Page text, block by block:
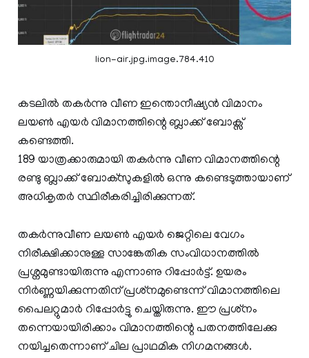
lion-air.jpg.image.784.410
കടലില്‍ തകർന്നു വീണ ഇന്തൊനീഷ്യന്‍ വിമാനം
ലയൺ എയർ വിമാനത്തിന്റെ ബ്ലാക്ക്‌ ബോക്സ്
കണ്ടെത്തി.
189 യാത്രക്കാരുമായി തകര്‍ന്നു വീണ വിമാനത്തിന്റെ
രണ്ടു ബ്ലാക്ക് ബോക്‌സുകളില്‍ ഒന്നു കണ്ടെടുത്തായാണ്
അധികൃതര്‍ സ്ഥിരീകരിച്ചിരിക്കുന്നത്.
തകർന്നുവീണ ലയണ്‍ എയര്‍ ജെറ്റിലെ വേഗം
നിരീക്ഷിക്കാനുള്ള സാങ്കേതിക സംവിധാനത്തിൽ
പ്രശ്നമുണ്ടായിരുന്നു എന്നാണു റിപ്പോര്‍ട്ട്‌. ഉയരം
നിര്‍ണ്ണയിക്കുന്നതിന് പ്രശ്‌നമുണ്ടെന്ന് വിമാനത്തിലെ
പൈലറ്റുമാര്‍ റിപ്പോര്‍ട്ടു ചെയ്തിരുന്നു. ഈ പ്രശ്‌നം
തന്നെയായിരിക്കാം വിമാനത്തിന്റെ പതനത്തിലേക്കു
നയിച്ചതെന്നാണ് ചില പ്രാഥമിക നിഗമനങ്ങള്‍.